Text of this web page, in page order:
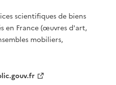
scientifiques de biens
en France (œuvres d'art,
mobiliers,